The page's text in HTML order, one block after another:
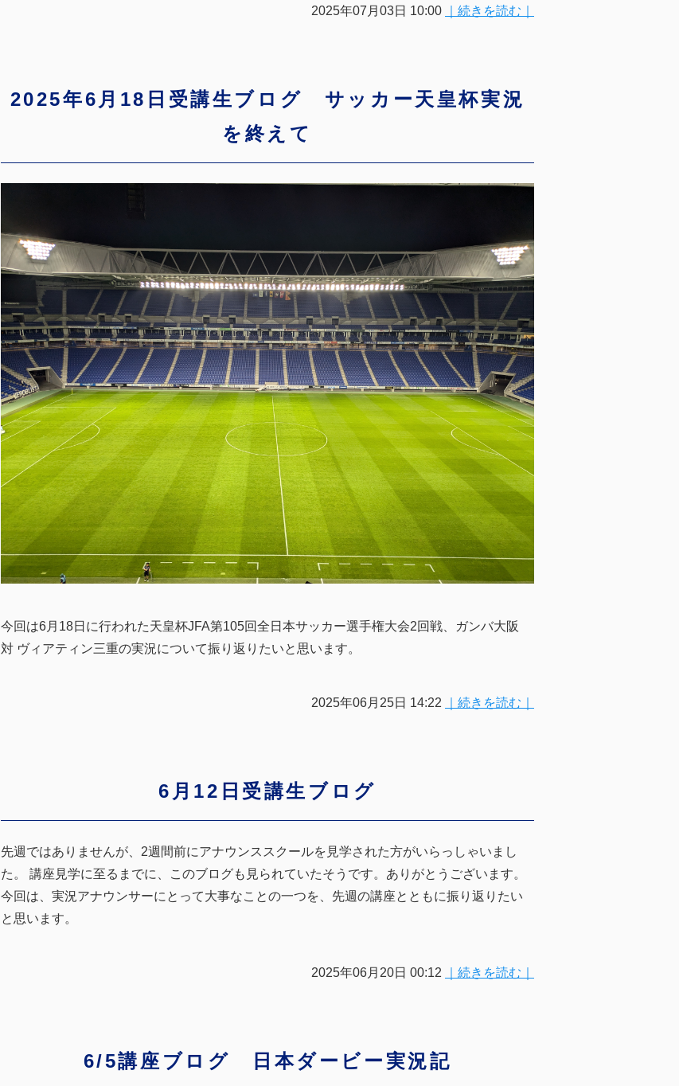
2025年07月03日 10:00 ｜続きを読む｜
2025年6月18日受講生ブログ サッカー天皇杯実況
を終えて
今回は6月18日に行われた天皇杯JFA第105回全日本サッカー選手権大会2回戦、ガンバ大阪
対 ヴィアティン三重の実況について振り返りたいと思います。
2025年06月25日 14:22 ｜続きを読む｜
6月12日受講生ブログ
先週ではありませんが、2週間前にアナウンススクールを見学された方がいらっしゃいまし
た。 講座見学に至るまでに、このブログも見られていたそうです。ありがとうございます。
今回は、実況アナウンサーにとって大事なことの一つを、先週の講座とともに振り返りたい
と思います。
2025年06月20日 00:12 ｜続きを読む｜
6/5講座ブログ 日本ダービー実況記